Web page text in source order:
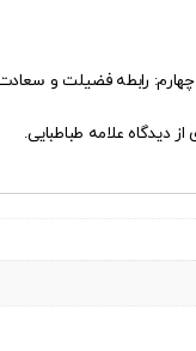
رابطه فضیلت و
دیدگاه علامه طباطبایی.